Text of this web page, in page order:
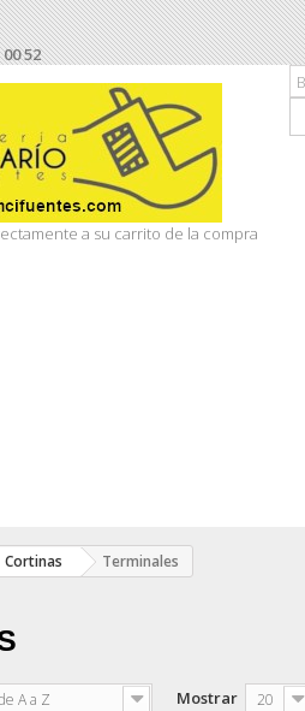
52
a su carrito de la compra
Cortinas Terminales
A a Z Mostrar 20